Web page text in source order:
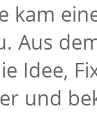
kam
Aus
Idee,
und